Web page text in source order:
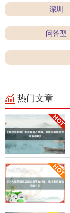
深圳
问答型
热门文章